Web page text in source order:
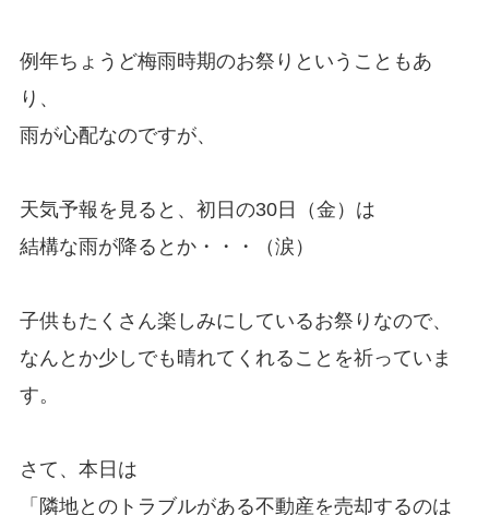
例年ちょうど梅雨時期のお祭りということもあ
り、
雨が心配なのですが、
天気予報を見ると、初日の30日（金）は
結構な雨が降るとか・・・（涙）
子供もたくさん楽しみにしているお祭りなので、
なんとか少しでも晴れてくれることを祈っていま
す。
さて、本日は
「隣地とのトラブルがある不動産を売却するのは